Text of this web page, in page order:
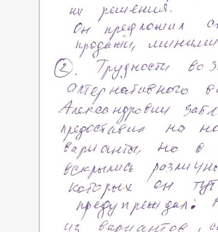
Москва, г. Зеленоград,
ул. Юности, д.8
Сергей Заводских